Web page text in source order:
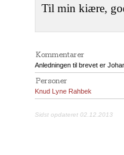
Til min kiære,
Kommentarer
Anledningen til brevet er
Personer
Knud Lyne Rahbek
Sidst opdateret 02.12.2013